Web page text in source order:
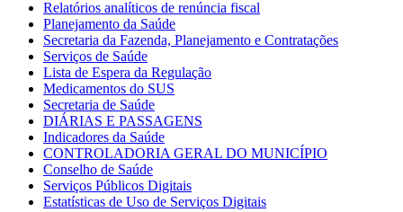
Relatórios analíticos de renúncia fiscal
Planejamento da Saúde
Secretaria da Fazenda, Planejamento e Contratações
Serviços de Saúde
Lista de Espera da Regulação
Medicamentos do SUS
Secretaria de Saúde
DIÁRIAS E PASSAGENS
Indicadores da Saúde
CONTROLADORIA GERAL DO MUNICÍPIO
Conselho de Saúde
Serviços Públicos Digitais
Estatísticas de Uso de Serviços Digitais